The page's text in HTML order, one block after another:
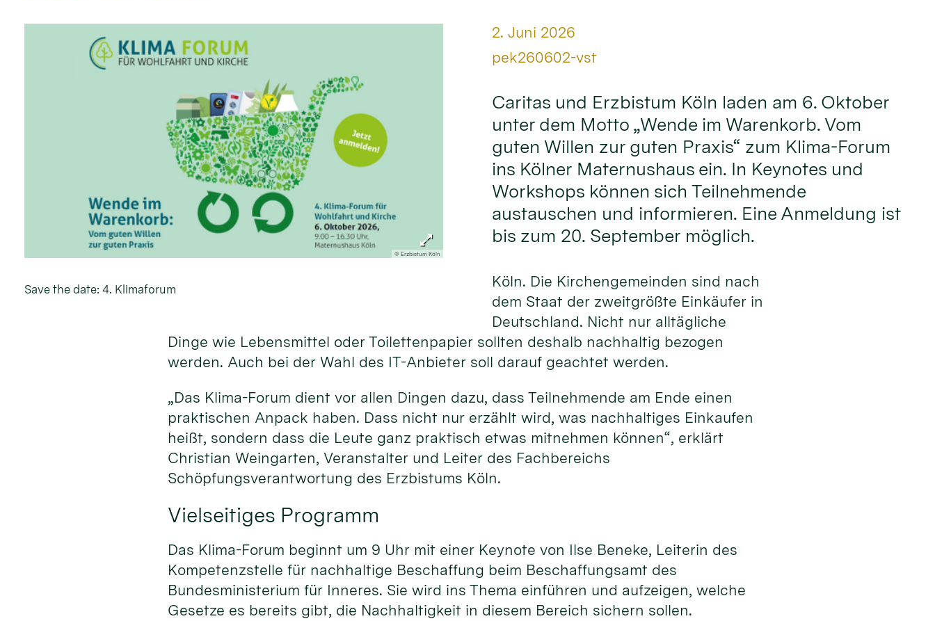
© Erzbistum Köln
Save the date: 4. Klimaforum
Datum:
2. Juni 2026
Von:
pek260602-vst
Caritas und Erzbistum Köln laden am 6. Oktober
unter dem Motto „Wende im Warenkorb. Vom
guten Willen zur guten Praxis“ zum Klima-Forum
ins Kölner Maternushaus ein. In Keynotes und
Workshops können sich Teilnehmende
austauschen und informieren. Eine Anmeldung ist
bis zum 20. September möglich.
Köln. Die Kirchengemeinden sind nach
dem Staat der zweitgrößte Einkäufer in
Deutschland. Nicht nur alltägliche
Dinge wie Lebensmittel oder Toilettenpapier sollten deshalb nachhaltig bezogen
werden. Auch bei der Wahl des IT-Anbieter soll darauf geachtet werden.
„Das Klima-Forum dient vor allen Dingen dazu, dass Teilnehmende am Ende einen
praktischen Anpack haben. Dass nicht nur erzählt wird, was nachhaltiges Einkaufen
heißt, sondern dass die Leute ganz praktisch etwas mitnehmen können“, erklärt
Christian Weingarten, Veranstalter und Leiter des Fachbereichs
Schöpfungsverantwortung des Erzbistums Köln.
Vielseitiges Programm
Das Klima-Forum beginnt um 9 Uhr mit einer Keynote von Ilse Beneke, Leiterin des
Kompetenzstelle für nachhaltige Beschaffung beim Beschaffungsamt des
Bundesministerium für Inneres. Sie wird ins Thema einführen und aufzeigen, welche
Gesetze es bereits gibt, die Nachhaltigkeit in diesem Bereich sichern sollen.